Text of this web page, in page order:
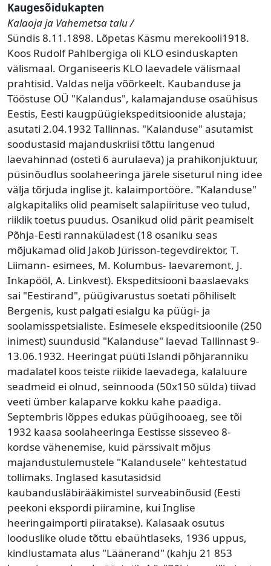
Kaugesõidukapten
Kalaoja ja Vahemetsa talu /
Sündis 8.11.1898. Lõpetas Käsmu merekooli1918.
Koos Rudolf Pahlbergiga oli KLO esinduskapten
välismaal. Organiseeris KLO laevadele välismaal
prahtisid. Valdas nelja võõrkeelt. Kaubanduse ja
Tööstuse OÜ "Kalandus", kalamajanduse osaühisus
Eestis, Eesti kaugpüügiekspeditsioonide alustaja;
asutati 2.04.1932 Tallinnas. "Kalanduse" asutamist
soodustasid majanduskriisi tõttu langenud
laevahinnad (osteti 6 aurulaeva) ja prahikonjuktuur,
püsinõudlus soolaheeringa järele siseturul ning idee
välja tõrjuda inglise jt. kalaimportööre. "Kalanduse"
algkapitaliks olid peamiselt salapiirituse veo tulud,
riiklik toetus puudus. Osanikud olid pärit peamiselt
Põhja-Eesti rannaküladest (18 osaniku seas
mõjukamad olid Jakob Jürisson-tegevdirektor, T.
Liimann- esimees, M. Kolumbus- laevaremont, J.
Inkapööl, A. Linkvest). Ekspeditsiooni baaslaevaks
sai "Eestirand", püügivarustus soetati põhiliselt
Bergenis, kust palgati esialgu ka püügi- ja
soolamisspetsialiste. Esimesele ekspeditsioonile (250
inimest) suundusid "Kalanduse" laevad Tallinnast 9-
13.06.1932. Heeringat püüti Islandi põhjaranniku
madalatel koos teiste riikide laevadega, kalaluure
seadmeid ei olnud, seinnooda (50x150 sülda) tiivad
veeti ümber kalaparve kokku kahe paadiga.
Septembris lõppes edukas püügihooaeg, see tõi
1932 kaasa soolaheeringa Eestisse sisseveo 8-
kordse vähenemise, kuid pärssivalt mõjus
majandustulemustele "Kalandusele" kehtestatud
tollimaks. Inglased kasutasidsid
kaubandusläbirääkimistel surveabinõusid (Eesti
peekoni ekspordi piiramine, kui Inglise
heeringaimporti piiratakse). Kalasaak osutus
looduslike olude tõttu ebaühtlaseks, 1936 uppus,
kindlustamata alus "Läänerand" (kahju 21 853